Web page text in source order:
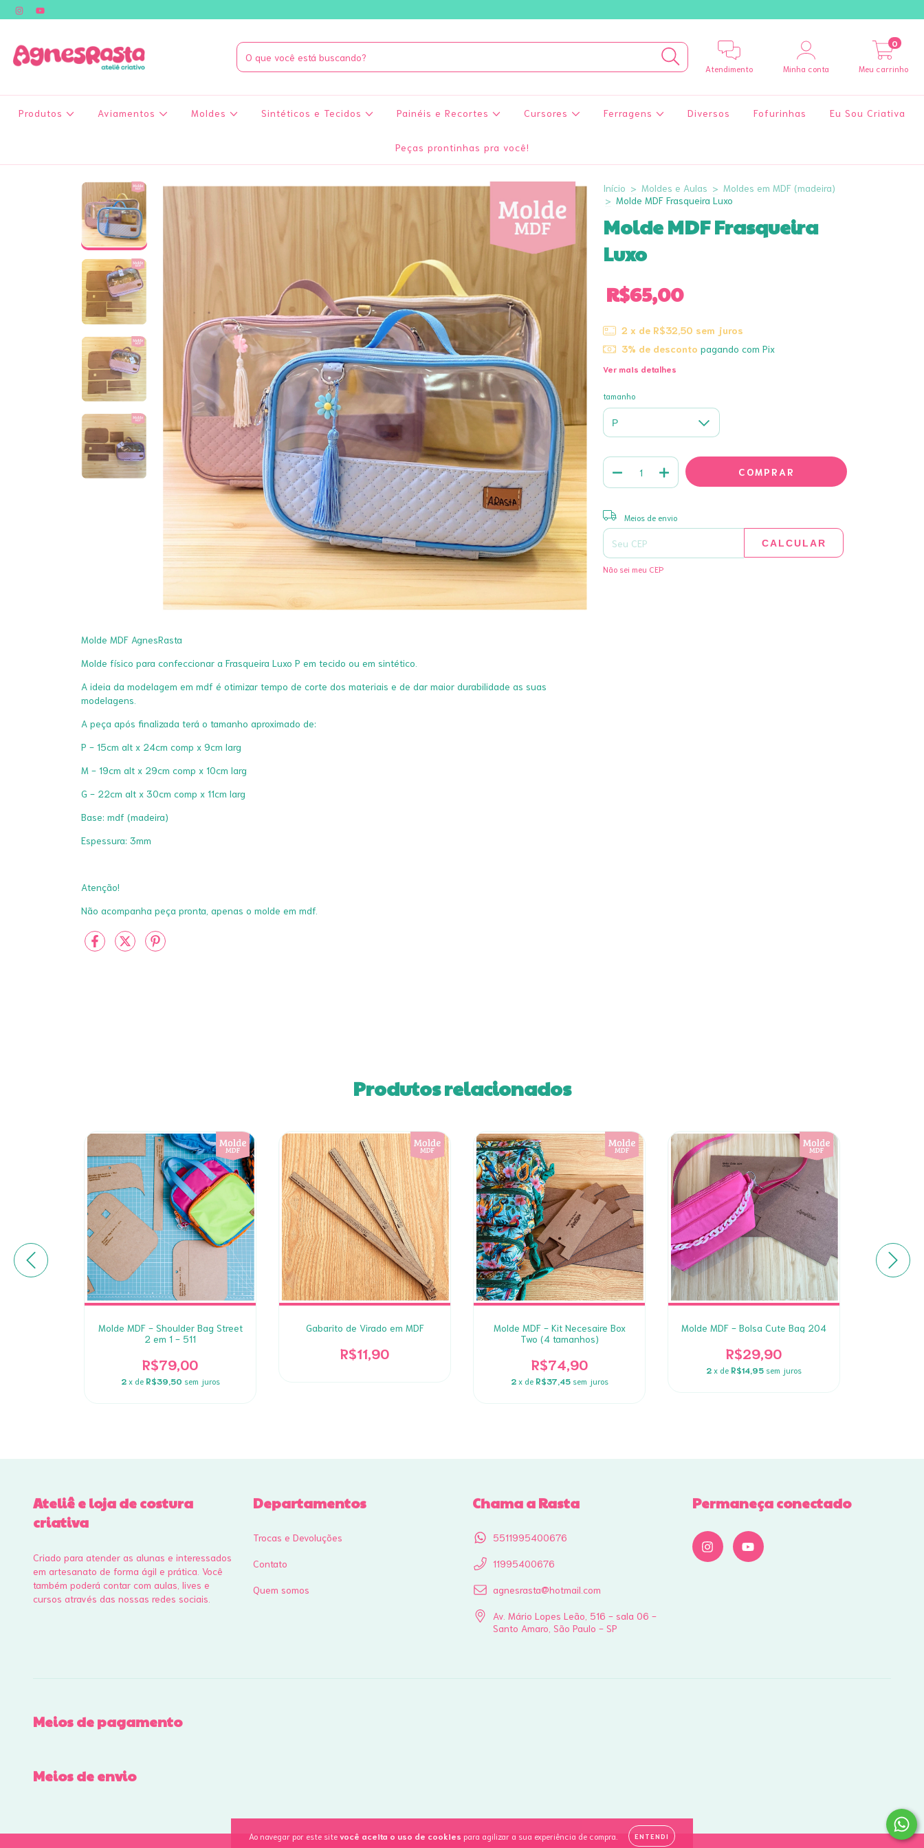
Atendimento Minha conta Meu carrinho
0
Produtos Aviamentos Moldes Sintéticos e Tecidos Painéis e Recortes Cursores Ferragens Diversos Fofurinhas Eu Sou Criativa
Peças prontinhas pra você!
Ao navegar por este site você aceita o uso de cookies para agilizar a sua experiência de compra. ENTENDI
Molde MDF AgnesRasta
Molde físico para confeccionar a Frasqueira Luxo P em tecido ou em sintético.
A ideia da modelagem em mdf é otimizar tempo de corte dos materiais e de dar maior durabilidade as suas
modelagens.
A peça após finalizada terá o tamanho aproximado de:
P - 15cm alt x 24cm comp x 9cm larg
M - 19cm alt x 29cm comp x 10cm larg
G - 22cm alt x 30cm comp x 11cm larg
Base: mdf (madeira)
Espessura: 3mm
Atenção!
Não acompanha peça pronta, apenas o molde em mdf.
Início > Moldes e Aulas > Moldes em MDF (madeira)
> Molde MDF Frasqueira Luxo
Molde MDF Frasqueira
Luxo
R$65,00
2 x de R$32,50 sem juros
3% de desconto pagando com Pix
Ver mais detalhes
tamanho
Entregas para o CEP:
Meios de envio
CALCULAR
Não sei meu CEP
Produtos relacionados
Molde MDF - Shoulder Bag Street
2 em 1 - 511
R$79,00
2 x de R$39,50 sem juros
Gabarito de Virado em MDF
R$11,90
Molde MDF - Kit Necesaire Box
Two (4 tamanhos)
R$74,90
2 x de R$37,45 sem juros
Molde MDF - Bolsa Cute Bag 204
R$29,90
2 x de R$14,95 sem juros
Ateliê e loja de costura
criativa
Criado para atender as alunas e interessados
em artesanato de forma ágil e prática. Você
também poderá contar com aulas, lives e
cursos através das nossas redes sociais.
Departamentos
Trocas e Devoluções
Contato
Quem somos
Chama a Rasta
5511995400676
11995400676
agnesrasta@hotmail.com
Av. Mário Lopes Leão, 516 - sala 06 -
Santo Amaro, São Paulo - SP
Permaneça conectado
Meios de pagamento
Meios de envio